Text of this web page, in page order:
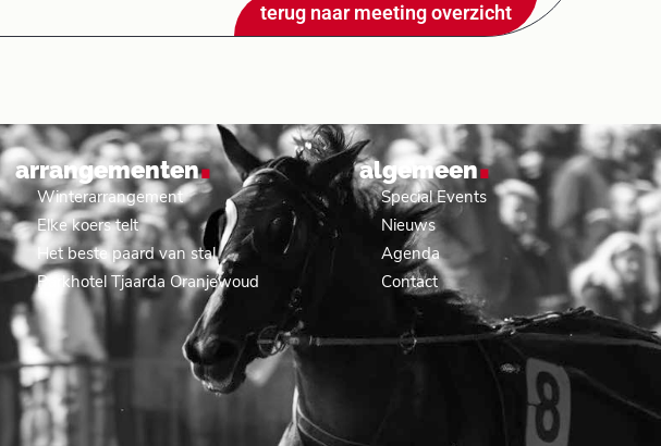
terug naar meeting overzicht
arrangementen.
Winterarrangement
Elke koers telt
Het beste paard van stal
Parkhotel Tjaarda Oranjewoud
algemeen.
Special Events
Nieuws
Agenda
Contact